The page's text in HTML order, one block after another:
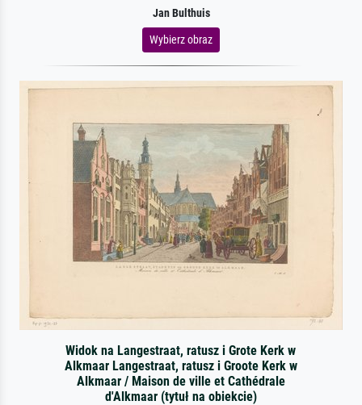
Jan Bulthuis
Wybierz obraz
Widok na Langestraat, ratusz i Grote Kerk w
Alkmaar Langestraat, ratusz i Groote Kerk w
Alkmaar / Maison de ville et Cathédrale
d'Alkmaar (tytuł na obiekcie)